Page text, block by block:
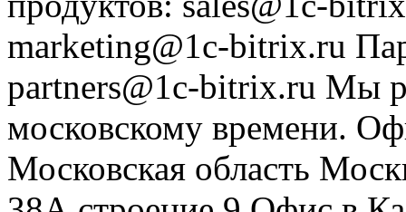
marketing@1c-bitrix.ru
partners@1c-bitrix.ru Мы
московскому времени.
Московская область